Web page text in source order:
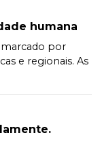
humana
por
e regionais. As